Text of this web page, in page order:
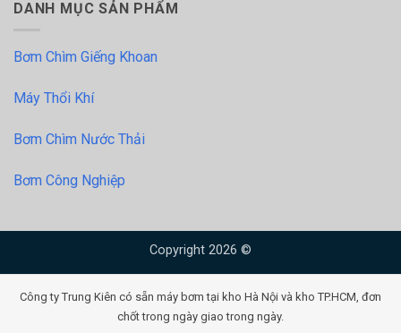
DANH MỤC SẢN PHẨM
Bơm Chìm Giếng Khoan
Máy Thổi Khí
Bơm Chìm Nước Thải
Bơm Công Nghiệp
Copyright 2026 ©
Công ty Trung Kiên có sẵn máy bơm tại kho Hà Nội và kho TP.HCM, đơn
chốt trong ngày giao trong ngày.